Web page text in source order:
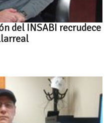
del INSABI recrudece